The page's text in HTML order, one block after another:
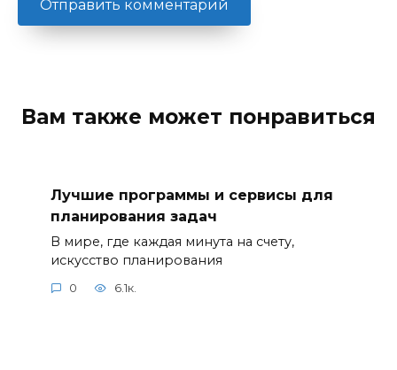
Вам также может понравиться
Лучшие программы и сервисы для
планирования задач
В мире, где каждая минута на счету,
искусство планирования
0 6.1к.